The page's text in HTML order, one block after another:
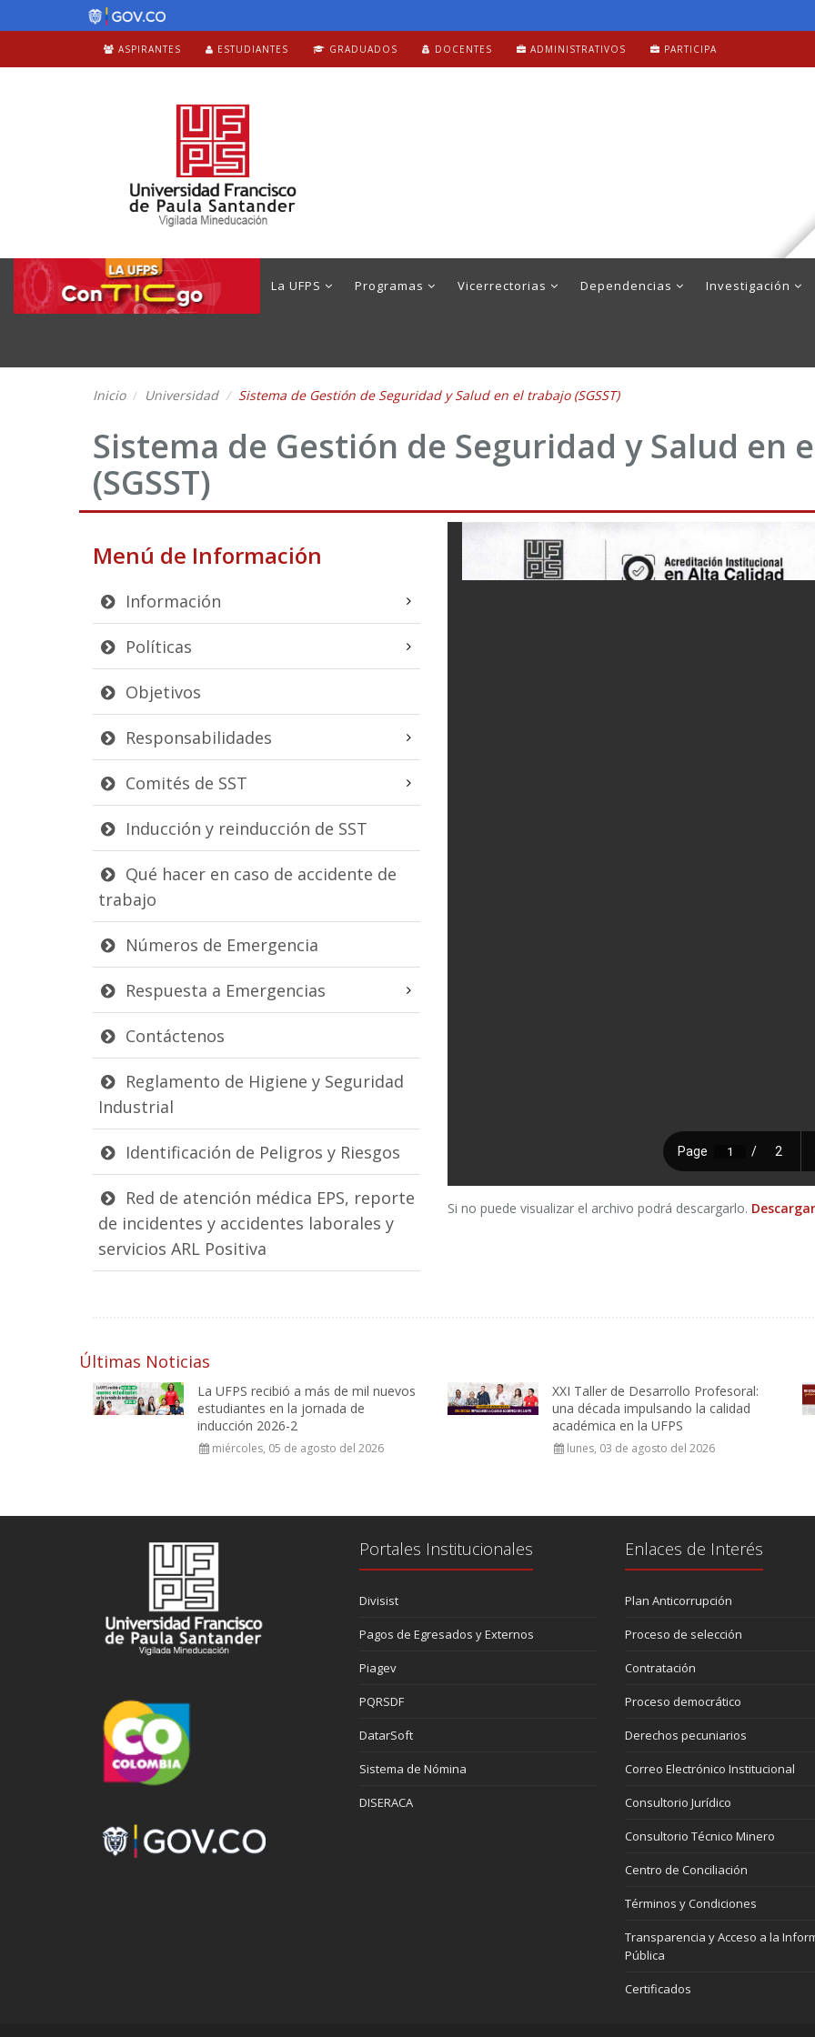
ASPIRANTES ESTUDIANTES GRADUADOS DOCENTES ADMINISTRATIVOS PARTICIPA
La UFPS Programas Vicerrectorias Dependencias Investigación
Inicio Universidad Sistema de Gestión de Seguridad y Salud en el trabajo (SGSST)
Sistema de Gestión de Seguridad y Salud en
(SGSST)
Menú de Información
Información
Políticas
Objetivos
Responsabilidades
Comités de SST
Inducción y reinducción de SST
Qué hacer en caso de accidente de
trabajo
Números de Emergencia
Respuesta a Emergencias
Contáctenos
Reglamento de Higiene y Seguridad
Industrial
Identificación de Peligros y Riesgos
Red de atención médica EPS, reporte
de incidentes y accidentes laborales y
servicios ARL Positiva
Si no puede visualizar el archivo podrá descargarlo.
Últimas Noticias
La UFPS recibió a más de mil nuevos
estudiantes en la jornada de
inducción 2026-2
miércoles, 05 de agosto del 2026
XXI Taller de Desarrollo Profesoral:
una década impulsando la calidad
académica en la UFPS
lunes, 03 de agosto del 2026
Portales Institucionales
Divisist
Pagos de Egresados y Externos
Piagev
PQRSDF
DatarSoft
Sistema de Nómina
DISERACA
Enlaces de Interés
Plan Anticorrupción
Proceso de selección
Contratación
Proceso democrático
Derechos pecuniarios
Correo Electrónico Institucional
Consultorio Jurídico
Consultorio Técnico Minero
Centro de Conciliación
Términos y Condiciones
Transparencia y Acceso a la
Pública
Certificados